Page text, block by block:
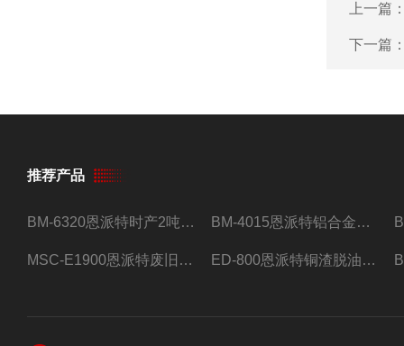
上一篇
下一篇
推荐产品
BM-6320恩派特时产2吨合金钢屑压饼机 BM-4015恩派特铝合金屑压饼机 脱油效果好
MSC-E1900恩派特废旧锂电池极片破碎处理设备 ED-800恩派特铜渣脱油机废铜屑铝屑甩油机